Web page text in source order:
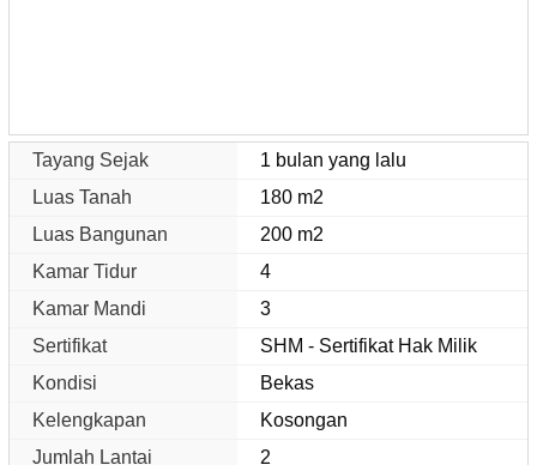
Tayang Sejak
1 bulan yang lalu
Luas Tanah
180 m2
Luas Bangunan
200 m2
Kamar Tidur
4
Kamar Mandi
3
Sertifikat
SHM - Sertifikat Hak Milik
Kondisi
Bekas
Kelengkapan
Kosongan
Jumlah Lantai
2